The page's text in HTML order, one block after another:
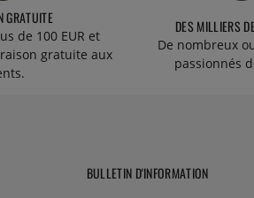
GRATUITE
de 100 EUR et
gratuite aux
DES MILLIERS
De nombreux
passionnés
BULLETIN D'INFORMATION